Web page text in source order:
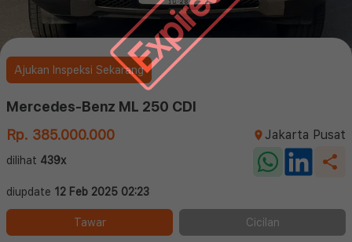
Expired
Ajukan Inspeksi Sekarang
Mercedes-Benz ML 250 CDI
Rp. 385.000.000
Jakarta Pusat
dilihat 439x
diupdate 12 Feb 2025 02:23
Tawar Cicilan